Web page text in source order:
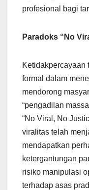
profesional bagi
Paradoks “No
Ketidakpercayaan
formal dalam
mendorong
“pengadilan
“No Viral, No
viralitas telah
mendapatkan
ketergantungan
risiko manipulasi
terhadap asas